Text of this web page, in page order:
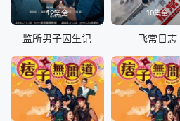
12集全
监所男子囚生记
10集全
飞常日志